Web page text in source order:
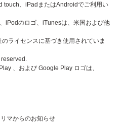
touch、iPadまたはAndroidでご利用い
iPodのロゴ、iTunesは、米国および他
ライセンスに基づき使用されていま
reserved.
、および Google Play ロゴは、
マからのお知らせ